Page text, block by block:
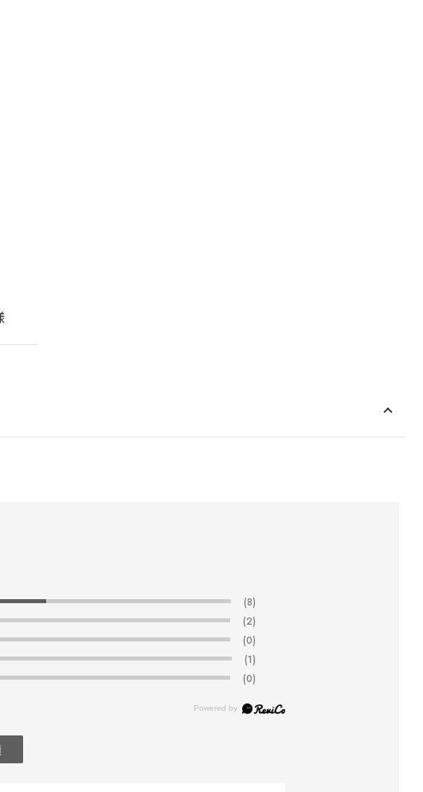
(8)
(2)
(0)
(1)
(0)